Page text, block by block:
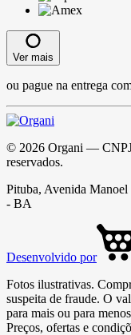
Ver mais
ou pague na entrega
© 2026 Organi —
reservados.
Pituba, Avenida
- BA
Desenvolvido por
Fotos ilustrativas.
suspeita de fraude. O
para mais ou para
Preços, ofertas e